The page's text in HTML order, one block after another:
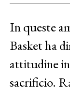
In queste
Basket ha
attitudine
sacrificio.